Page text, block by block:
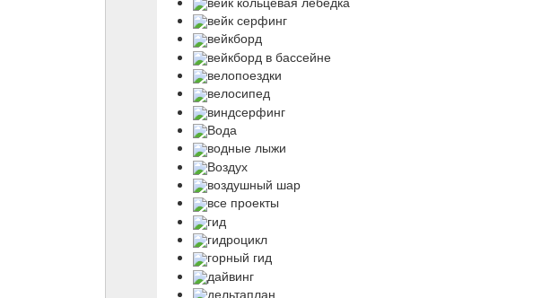
вейк серфинг
вейкборд
вейкборд в бассейне
велопоездки
велосипед
виндсерфинг
Вода
водные лыжи
Воздух
воздушный шар
все проекты
гид
гидроцикл
горный гид
дайвинг
дельтаплан